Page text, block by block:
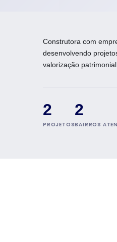
Construtora com
desenvolvendo
valorização
2
PROJETOS
2
BAIRROS